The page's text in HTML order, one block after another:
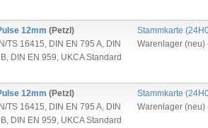
12mm (Petzl)
TS 16415, DIN EN 795 A, DIN
, DIN EN 959, UKCA Standard
Stammkarte (
Warenlager (neu)
12mm (Petzl)
TS 16415, DIN EN 795 A, DIN
, DIN EN 959, UKCA Standard
Stammkarte (
Warenlager (neu)